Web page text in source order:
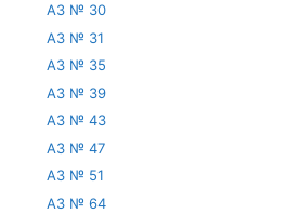
АЗ № 30
АЗ № 31
АЗ № 35
АЗ № 39
АЗ № 43
АЗ № 47
АЗ № 51
АЗ № 64